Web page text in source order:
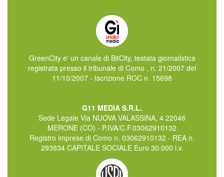
GreenCity e' un canale di BitCity, testata giornalistica
registrata presso il tribunale di Como , n. 21/2007 del
11/10/2007 - Iscrizione ROC n. 15698
G11 MEDIA S.R.L.
Sede Legale Via NUOVA VALASSINA, 4 22046
MERONE (CO) - P.IVA/C.F.03062910132
Registro imprese di Como n. 03062910132 - REA n.
293834 CAPITALE SOCIALE Euro 30.000 i.v.